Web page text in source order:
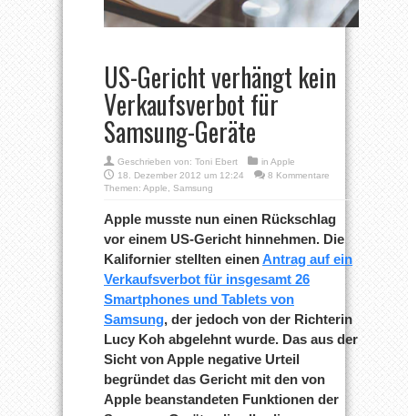
US-Gericht verhängt kein
Verkaufsverbot für
Samsung-Geräte
Geschrieben von: Toni Ebert in Apple
18. Dezember 2012 um 12:24
8 Kommentare
Themen: Apple Samsung
Apple musste nun einen Rückschlag
vor einem US-Gericht hinnehmen. Die
Kalifornier stellten einenAntrag auf ein
Verkaufsverbot für insgesamt 26
Smartphones und Tablets von
Samsung, der jedoch von der Richterin
Lucy Koh abgelehnt wurde. Das aus der
Sicht von Apple negative Urteil
begründet das Gericht mit den von
Apple beanstandeten Funktionen der